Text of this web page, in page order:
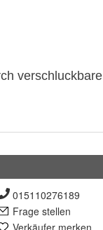
015110276189
Frage stellen
Verkäufer merken